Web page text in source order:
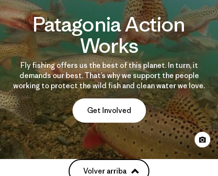
Patagonia Action
Works
Fly fishing offers us the best of this planet. In turn, it
demands our best. That’s why we support the people
working to protect the wild fish and clean water we love.
Get Involved
Volver arriba